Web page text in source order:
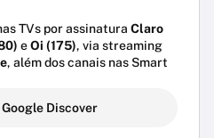
TVs por assinatura Claro
eOi (175), via streaming
, além dos canais nas Smart
Discover